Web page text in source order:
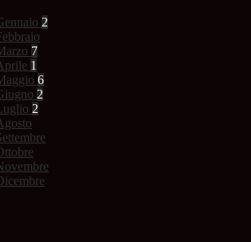
2
7
1
6
2
2